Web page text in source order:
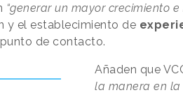
“generar un mayor crecimiento
y el establecimiento de
de contacto.
Añaden que
la manera en la